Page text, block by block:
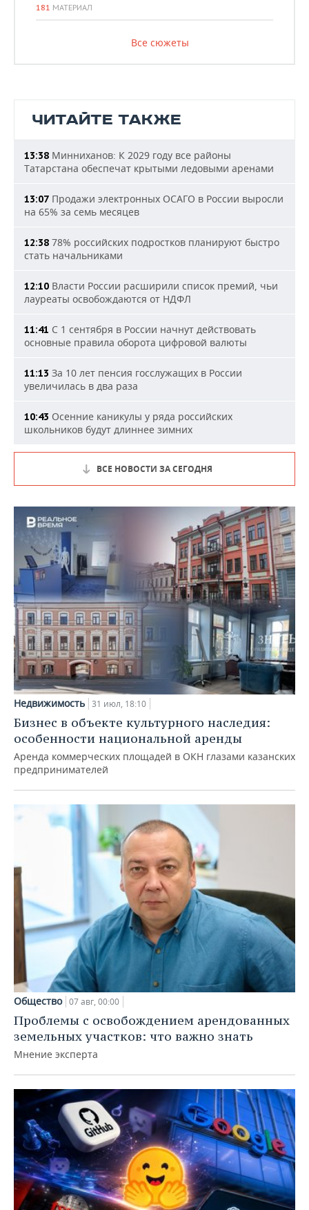
181 МАТЕРИАЛ
Все сюжеты
ЧИТАЙТЕ ТАКЖЕ
13:38 Минниханов: К 2029 году все районы
Татарстана обеспечат крытыми ледовыми аренами
13:07 Продажи электронных ОСАГО в России выросли
на 65% за семь месяцев
12:38 78% российских подростков планируют быстро
стать начальниками
12:10 Власти России расширили список премий, чьи
лауреаты освобождаются от НДФЛ
11:41 С 1 сентября в России начнут действовать
основные правила оборота цифровой валюты
11:13 За 10 лет пенсия госслужащих в России
увеличилась в два раза
10:43 Осенние каникулы у ряда российских
школьников будут длиннее зимних
ВСЕ НОВОСТИ ЗА СЕГОДНЯ
Недвижимость 31 июл, 18:10
Бизнес в объекте культурного наследия:
особенности национальной аренды
Аренда коммерческих площадей в ОКН глазами казанских
предпринимателей
Общество 07 авг, 00:00
Проблемы с освобождением арендованных
земельных участков: что важно знать
Мнение эксперта